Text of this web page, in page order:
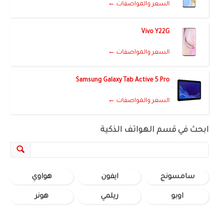
السعر والمواصفات ←
Vivo Y22G
السعر والمواصفات ←
Samsung Galaxy Tab Active 5 Pro
السعر والمواصفات ←
ابحث في قسم الهواتف الذكية
سامسونج ايفون هواوي
اوبو ريلمي هونر